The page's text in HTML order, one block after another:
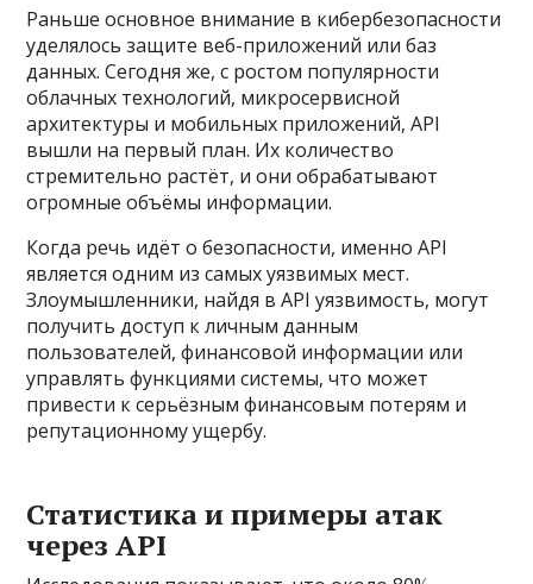
Раньше основное внимание в кибербезопасности
уделялось защите веб-приложений или баз
данных. Сегодня же, с ростом популярности
облачных технологий, микросервисной
архитектуры и мобильных приложений, API
вышли на первый план. Их количество
стремительно растёт, и они обрабатывают
огромные объёмы информации.
Когда речь идёт о безопасности, именно API
является одним из самых уязвимых мест.
Злоумышленники, найдя в API уязвимость, могут
получить доступ к личным данным
пользователей, финансовой информации или
управлять функциями системы, что может
привести к серьёзным финансовым потерям и
репутационному ущербу.
Статистика и примеры атак
через API